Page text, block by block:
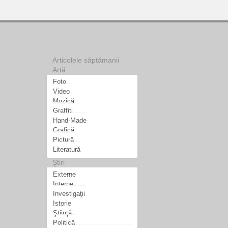
Articolele săptămanii
Artă
Foto
Video
Muzică
Graffiti
Hand-Made
Grafică
Pictură
Literatură
Ştiri
Externe
Interne
Investigaţii
Istorie
Ştiinţă
Politică